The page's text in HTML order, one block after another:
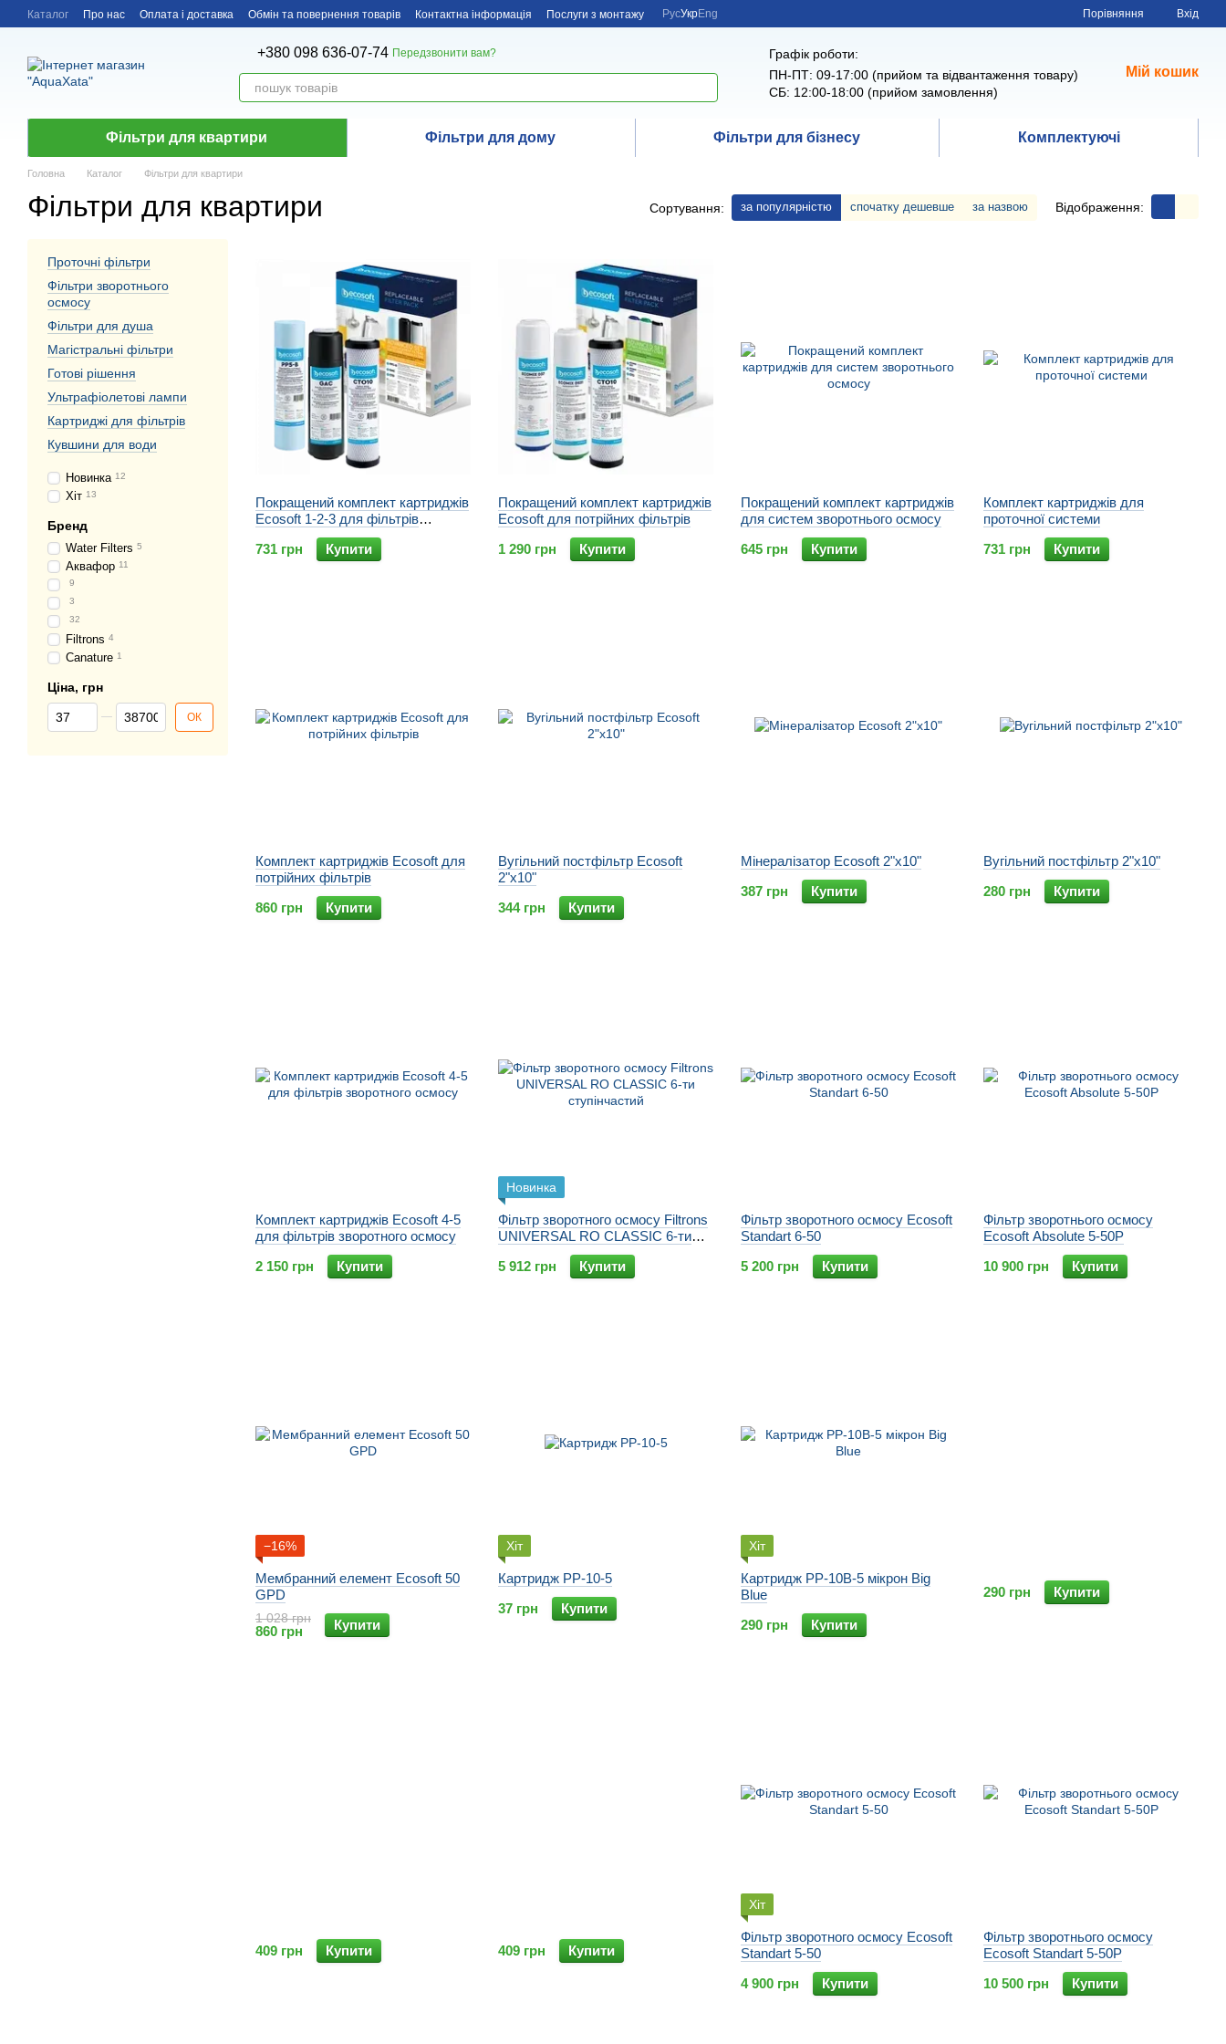
Перейти до основного контенту
Каталог Про нас Оплата і доставка Обмін та повернення товарів Контактна інформація Послуги з монтажу РусУкрEng Порівняння Вхід
+380 098 636-07-74 Передзвонити вам?
Графік роботи:
ПН-ПТ: 09-17:00 (прийом та відвантаження товару)
СБ: 12:00-18:00 (прийом замовлення)
Мій кошик
Фільтри для квартири Фільтри для дому Фільтри для бізнесу Комплектуючі
Головна Каталог Фільтри для квартири
Фільтри для квартири Сортування: за популярністю спочатку дешевше за назвою Відображення:
Покращений комплект картриджів
Ecosoft 1-2-3 для фільтрів
зворотного осмосу
731 грн
Купити
Покращений комплект картриджів
Ecosoft для потрійних фільтрів
1 290 грн
Купити
Покращений комплект картриджів
для cистем зворотнього осмосу
645 грн
Купити
Комплект картриджів для
проточної системи
731 грн
Купити
Комплект картриджів Ecosoft для
потрійних фільтрів
860 грн
Купити
Вугільний постфільтр Ecosoft
2"х10"
344 грн
Купити
Мінералізатор Ecosoft 2"х10"
387 грн
Купити
Вугільний постфільтр 2"х10"
280 грн
Купити
Комплект картриджів Ecosoft 4-5
для фільтрів зворотного осмосу
2 150 грн
Купити
Новинка
Фільтр зворотного осмосу Filtrons
UNIVERSAL RO CLASSIC 6-ти
ступінчастий
5 912 грн
Купити
Фільтр зворотного осмосу Ecosoft
Standart 6-50
5 200 грн
Купити
Фільтр зворотнього осмосу
Ecosoft Absolute 5-50P
10 900 грн
Купити
−16%
Мембранний елемент Ecosoft 50
GPD
1 028 грн
860 грн Купити
Хіт
Картридж PP-10-5
37 грн
Купити
Хіт
Картридж PP-10B-5 мікрон Big
Blue
290 грн
Купити
290 грн Купити
409 грн Купити 409 грн Купити
Хіт
Фільтр зворотного осмосу Ecosoft
Standart 5-50
4 900 грн
Купити
Фільтр зворотнього осмосу
Ecosoft Standart 5-50P
10 500 грн
Купити
Проточні фільтри
Фільтри зворотнього
осмосу
Фільтри для душа
Магістральні фільтри
Готові рішення
Ультрафіолетові лампи
Картриджі для фільтрів
Кувшини для води
Новинка 12
Хіт 13
Бренд
Water Filters 5
Аквафор 11
9
3
32
Filtrons 4
Canature 1
Ціна, грн
Від Ціна, грн
До Ціна, грн ОК